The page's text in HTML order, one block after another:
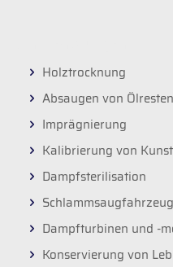
Holztrocknung
Absaugen von Ölresten
Imprägnierung
Kalibrierung von
Dampfsterilisation
Dampfturbinen und -
Konservierung von